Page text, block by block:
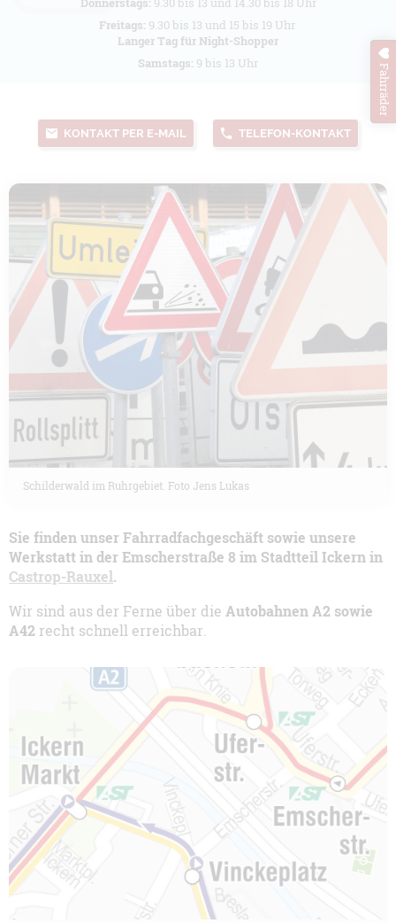
Freitags: 9.30 bis 13 und 15 bis 19 Uhr
Langer Tag für Night-Shopper
Samstags: 9 bis 13 Uhr
KONTAKT PER E-MAIL TELEFON-KONTAKT
Schilderwald im Ruhrgebiet. Foto Jens Lukas
Sie finden unser Fahrradfachgeschäft sowie unsere
Werkstatt in der Emscherstraße 8 im Stadtteil Ickern in
Castrop-Rauxel.
Wir sind aus der Ferne über die Autobahnen A2 sowie
A42 recht schnell erreichbar.
Fahrräder